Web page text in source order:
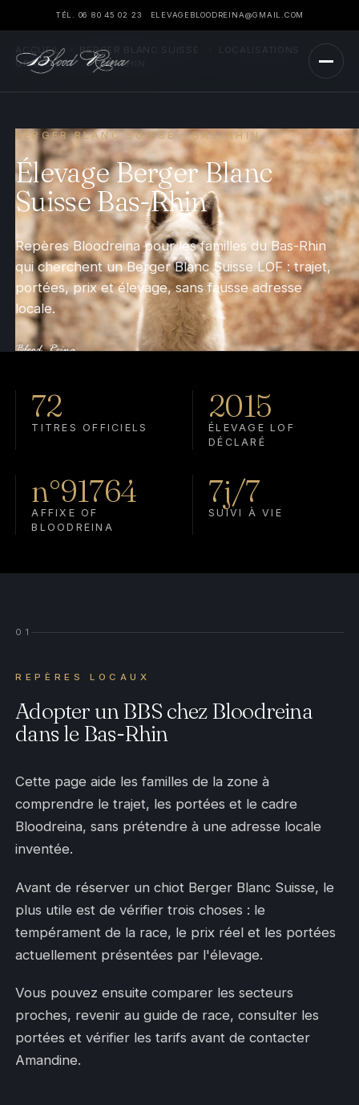
TÉL. 06 80 45 02 23 ELEVAGEBLOODREINA@GMAIL.COM
ACCUEIL BERGER BLANC SUISSE
›
GRAND EST
› BAS-RHIN
BERGER BLANC SUISSE · BAS-RHIN
Élevage Berger Blanc
Suisse Bas-Rhin
Repères Bloodreina pour les familles du Bas-Rhin
qui cherchent un Berger Blanc Suisse LOF : trajet,
portées, prix et élevage, sans fausse adresse
locale.
72
TITRES OFFICIELS
2015
ÉLEVAGE LOF
DÉCLARÉ
n°91764
AFFIXE OF
BLOODREINA
7j/7
SUIVI À VIE
01
REPÈRES LOCAUX
Adopter un BBS chez Bloodreina
dans le Bas-Rhin
Cette page aide les familles de la zone à
comprendre le trajet, les portées et le cadre
Bloodreina, sans prétendre à une adresse locale
inventée.
Avant de réserver un chiot Berger Blanc Suisse, le
plus utile est de vérifier trois choses : le
tempérament de la race, le prix réel et les portées
actuellement présentées par l'élevage.
Vous pouvez ensuite comparer les secteurs
proches, revenir au guide de race, consulter les
portées et vérifier les tarifs avant de contacter
Amandine.